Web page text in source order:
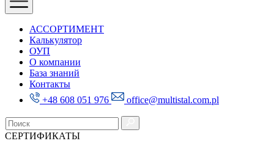
АССОРТИМЕНТ
Калькулятор
ОУП
О компании
База знаний
Контакты
+48 608 051 976
office@multistal.com.pl
СЕРТИФИКАТЫ